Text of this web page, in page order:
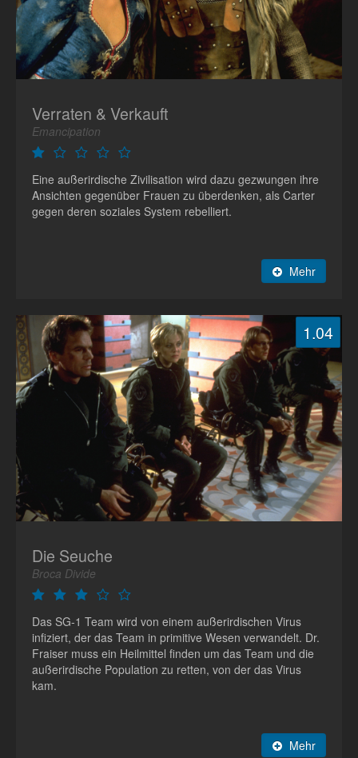
Verraten & Verkauft
Emancipation
Eine außerirdische Zivilisation wird dazu gezwungen ihre
Ansichten gegenüber Frauen zu überdenken, als Carter
gegen deren soziales System rebelliert.
Mehr
1.04
Die Seuche
Broca Divide
Das SG-1 Team wird von einem außerirdischen Virus
infiziert, der das Team in primitive Wesen verwandelt. Dr.
Fraiser muss ein Heilmittel finden um das Team und die
außerirdische Population zu retten, von der das Virus
kam.
Mehr